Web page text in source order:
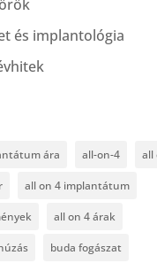
és implantológia
ára all-on-4 all
all on 4 implantátum
all on 4 árak
buda fogászat